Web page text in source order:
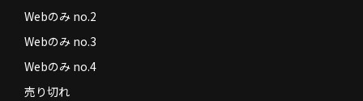
Webのみ no.2
Webのみ no.3
Webのみ no.4
売り切れ